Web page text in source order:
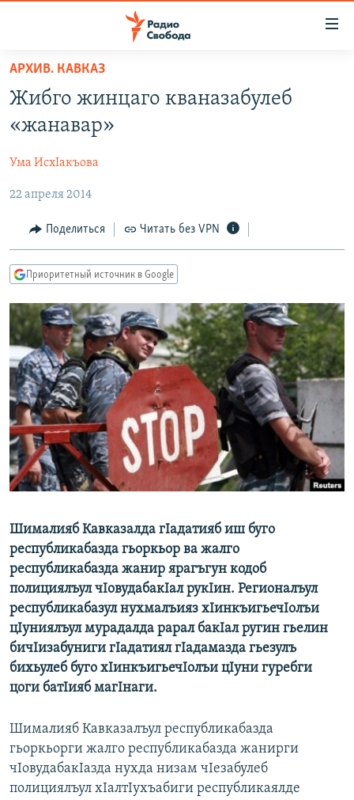
упрощенного
доступа
основному
Вернутся
главной
навигации
Вернутся
поиску
ПРОГРАММЫ
АВТОРСКИЕ ПРОЕКТЫ
ЦИТАТЫ СВОБОДЫ
МНЕНИЯ
КУЛЬТУРА
IDEL.РЕАЛИИ
КАВКАЗ.РЕАЛИИ
СЕВЕР.РЕАЛИИ
СИБИРЬ.РЕАЛИИ
РАСПИСАНИЕ ВЕЩАНИЯ
ПОДПИШИТЕСЬ НА РАССЫЛКУ
СОЦИАЛЬНЫЕ СЕТИ
Все сайты РСЕ/РС
АРХИВ. КАВКАЗ
Жибго жинцаго кваназабулеб
«жанавар»
Ума ИсхIакъова
22 апреля 2014
Поделиться Читать без VPN
Приоритетный источник в Google
Шималияб Кавказалда гIадатияб иш буго
республикабазда гьоркьор ва жалго
республикабазда жанир ярагъгун кодоб
полициялъул чIовудабакIал рукIин. Регионалъул
республикабазул нухмалъияз хIинкъигьечIолъи
цIуниялъул мурадалда рарал бакIал ругин гьелин
бичIизабуниги гIадатиял гIадамазда гьезулъ
бихьулеб буго хIинкъигьечIолъи цIуни гуребги
цоги батIияб магIнаги.
Шималияб Кавказалъул республикабазда
гьоркьорги жалго республикабазда жанирги
чIовудабакIазда нухда низам чIезабулеб
полициялъул хIалтIухъабиги республикаялде